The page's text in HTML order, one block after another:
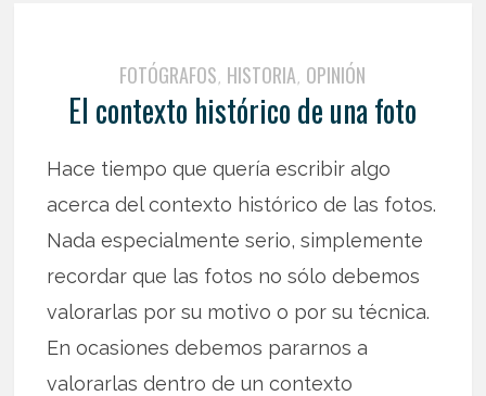
FOTÓGRAFOS, HISTORIA, OPINIÓN
El contexto histórico de una foto
Hace tiempo que quería escribir algo
acerca del contexto histórico de las fotos.
Nada especialmente serio, simplemente
recordar que las fotos no sólo debemos
valorarlas por su motivo o por su técnica.
En ocasiones debemos pararnos a
valorarlas dentro de un contexto